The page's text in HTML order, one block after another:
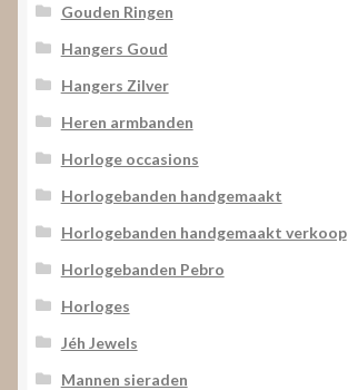
Gouden Ringen
Hangers Goud
Hangers Zilver
Heren armbanden
Horloge occasions
Horlogebanden handgemaakt
Horlogebanden handgemaakt verkoop
Horlogebanden Pebro
Horloges
Jéh Jewels
Mannen sieraden